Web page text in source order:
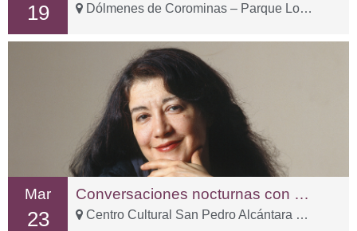
19 Dólmenes de Corominas – Parque Los Pedregalejos
Mar
23
Conversaciones nocturnas con Martha Argerich
Centro Cultural San Pedro Alcántara – C. Sp Tolox, 3